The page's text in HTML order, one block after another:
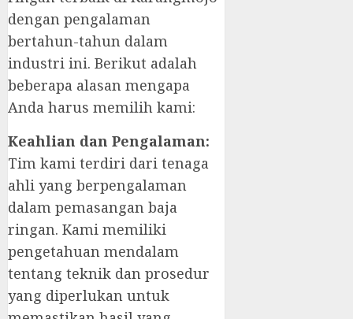
dengan pengalaman
bertahun-tahun dalam
industri ini. Berikut adalah
beberapa alasan mengapa
Anda harus memilih kami:
Keahlian dan Pengalaman:
Tim kami terdiri dari tenaga
ahli yang berpengalaman
dalam pemasangan baja
ringan. Kami memiliki
pengetahuan mendalam
tentang teknik dan prosedur
yang diperlukan untuk